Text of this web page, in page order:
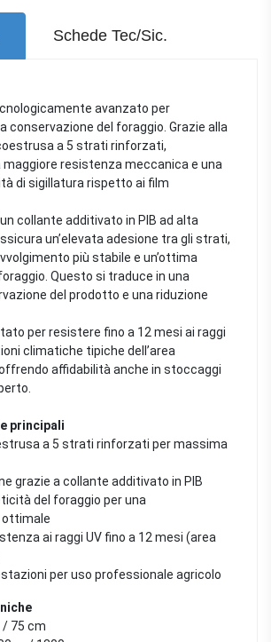
Schede Tec/Sic.
avanzato per
conservazione del foraggio. Grazie alla
a 5 strati rinforzati,
resistenza meccanica e una
di sigillatura rispetto ai film
collante additivato in PIB ad alta
un’elevata adesione tra gli strati,
più stabile e un’ottima
Questo si traduce in una
del prodotto e una riduzione
per resistere fino a 12 mesi ai raggi
climatiche tipiche dell’area
affidabilità anche in stoccaggi
principali
a 5 strati rinforzati per massima
grazie a collante additivato in PIB
del foraggio per una
ottimale
ai raggi UV fino a 12 mesi (area
per uso professionale agricolo
75 cm